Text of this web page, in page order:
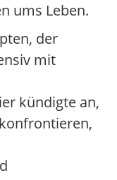
ums Leben.
der
mit
kündigte an,